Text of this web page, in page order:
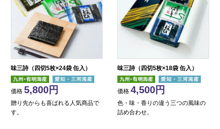
味三詩（四切5枚×24袋 缶入）
価格 5,800
贈り先からも喜ばれる人気商品で
す。
味三詩（四切5枚×18袋 缶入）
価格 4,500
色・味・香りの違う三つの風味の
詰め合わせ。